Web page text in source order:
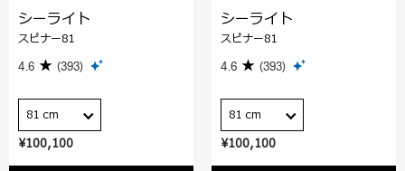
¥100,100
シーライト
スピナー81
4.6 (393)
81 cm
¥100,100
シーライト
スピナー81
4.6 (393)
81 cm